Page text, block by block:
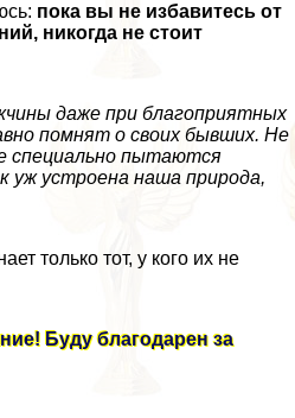
пока вы не избавитесь от
никогда не стоит
даже при благоприятных
помнят о своих бывших. Не
специально пытаются
уж устроена наша природа,
только тот, у кого их не
Буду благодарен за